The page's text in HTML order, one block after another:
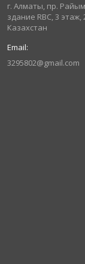
г. Алматы, пр.
здание RBC, 3
Казахстан
3295802@gmail.com